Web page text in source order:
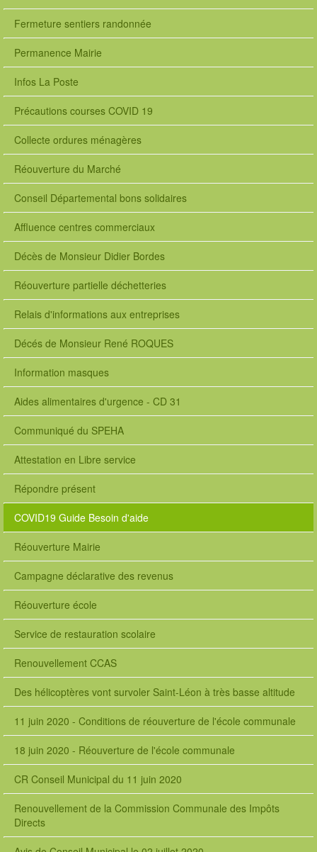
Fermeture sentiers randonnée
Permanence Mairie
Infos La Poste
Précautions courses COVID 19
Collecte ordures ménagères
Réouverture du Marché
Conseil Départemental bons solidaires
Affluence centres commerciaux
Décès de Monsieur Didier Bordes
Réouverture partielle déchetteries
Relais d'informations aux entreprises
Décés de Monsieur René ROQUES
Information masques
Aides alimentaires d'urgence - CD 31
Communiqué du SPEHA
Attestation en Libre service
Répondre présent
COVID19 Guide Besoin d'aide
Réouverture Mairie
Campagne déclarative des revenus
Réouverture école
Service de restauration scolaire
Renouvellement CCAS
Des hélicoptères vont survoler Saint-Léon à très basse altitude
11 juin 2020 - Conditions de réouverture de l'école communale
18 juin 2020 - Réouverture de l'école communale
CR Conseil Municipal du 11 juin 2020
Renouvellement de la Commission Communale des Impôts
Directs